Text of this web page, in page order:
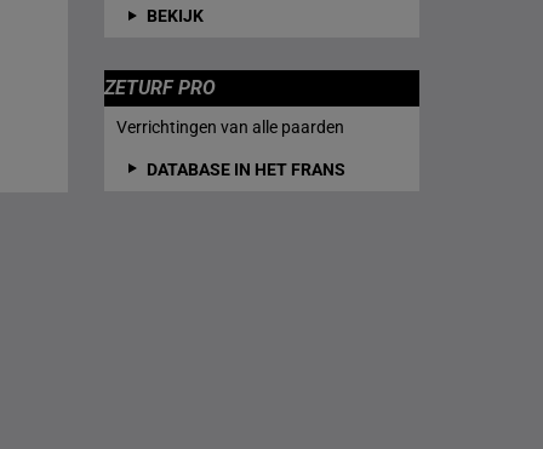
BEKIJK
ZETURF PRO
Verrichtingen van alle paarden
DATABASE IN HET FRANS